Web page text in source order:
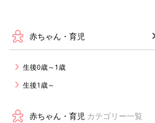
赤ちゃん・育児
生後0歳～1歳
生後1歳～
赤ちゃん・育児 カテゴリー一覧